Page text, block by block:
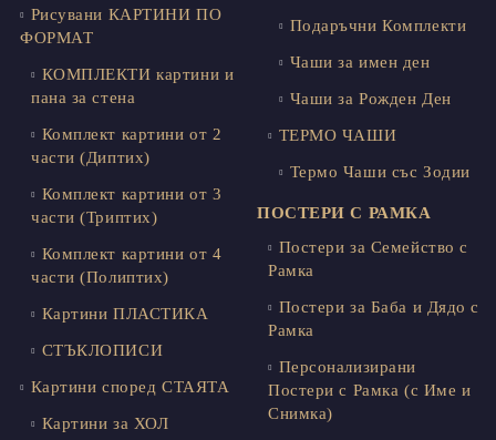
Рисувани КАРТИНИ ПО
ФОРМАТ
КОМПЛЕКТИ картини и
пана за стена
Комплект картини от 2
части (Диптих)
Комплект картини от 3
части (Триптих)
Комплект картини от 4
части (Полиптих)
Картини ПЛАСТИКА
СТЪКЛОПИСИ
Картини според СТАЯТА
Картини за ХОЛ
Подаръчни Комплекти
Чаши за имен ден
Чаши за Рожден Ден
ТЕРМО ЧАШИ
Термо Чаши със Зодии
ПОСТЕРИ С РАМКА
Постери за Семейство с
Рамка
Постери за Баба и Дядо с
Рамка
Персонализирани
Постери с Рамка (с Име и
Снимка)